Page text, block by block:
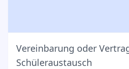
Vereinbarung oder
Schüleraustausch